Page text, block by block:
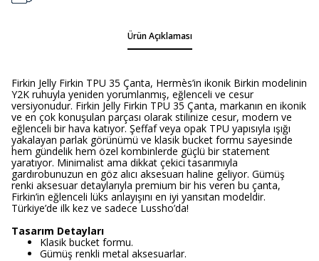
Ürün Açıklaması
Firkin Jelly Firkin TPU 35 Çanta, Hermès’in ikonik Birkin modelinin
Y2K ruhuyla yeniden yorumlanmış, eğlenceli ve cesur
versiyonudur. Firkin Jelly Firkin TPU 35 Çanta, markanın en ikonik
ve en çok konuşulan parçası olarak stilinize cesur, modern ve
eğlenceli bir hava katıyor. Şeffaf veya opak TPU yapısıyla ışığı
yakalayan parlak görünümü ve klasik bucket formu sayesinde
hem gündelik hem özel kombinlerde güçlü bir statement
yaratıyor. Minimalist ama dikkat çekici tasarımıyla
gardırobunuzun en göz alıcı aksesuarı haline geliyor. Gümüş
renki aksesuar detaylarıyla premium bir his veren bu çanta,
Firkin’in eğlenceli lüks anlayışını en iyi yansıtan modeldir.
Türkiye’de ilk kez ve sadece Lussho’da!
Tasarım Detayları
Klasik bucket formu.
Gümüş renkli metal aksesuarlar.